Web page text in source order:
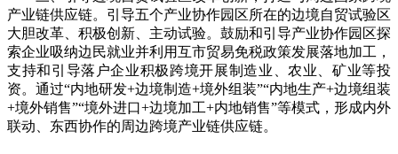
产业链供应链。引导五个产业协作园区所在的边境自贸试验区
大胆改革、积极创新、主动试验。鼓励和引导产业协作园区探
索企业吸纳边民就业并利用互市贸易免税政策发展落地加工，
支持和引导落户企业积极跨境开展制造业、农业、矿业等投
资。通过“内地研发+边境制造+境外组装”“内地生产+边境组装
+境外销售”“境外进口+边境加工+内地销售”等模式，形成内外
联动、东西协作的周边跨境产业链供应链。